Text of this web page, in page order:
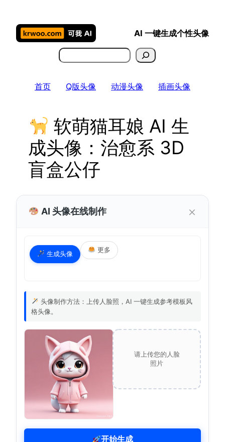
AI 一键生成个性头像
搜
索
首页 Q版头像 动漫头像 插画头像
软萌猫耳娘 AI 生
成头像：治愈系 3D
盲盒公仔
AI 头像在线制作 ×
生成头像
更多
头像制作方法：上传人脸照，AI 一键生成参考模板风
格头像。
请上传您的人脸
照片
开始生成